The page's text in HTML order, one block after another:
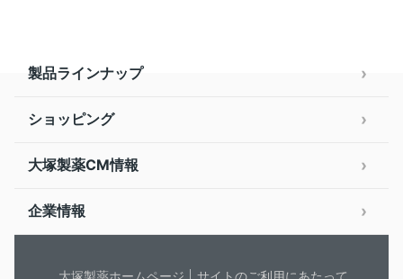
製品ラインナップ
ショッピング
大塚製薬CM情報
企業情報